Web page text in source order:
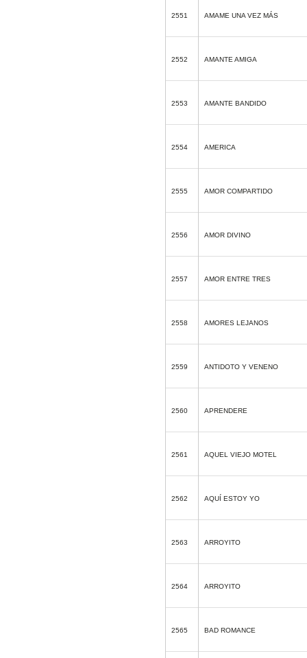
2551 AMAME UNA VEZ MÁS
2552 AMANTE AMIGA
2553 AMANTE BANDIDO
2554 AMERICA
2555 AMOR COMPARTIDO
2556 AMOR DIVINO
2557 AMOR ENTRE TRES
2558 AMORES LEJANOS
2559 ANTIDOTO Y VENENO
2560 APRENDERE
2561 AQUEL VIEJO MOTEL
2562 AQUÍ ESTOY YO
2563 ARROYITO
2564 ARROYITO
2565 BAD ROMANCE